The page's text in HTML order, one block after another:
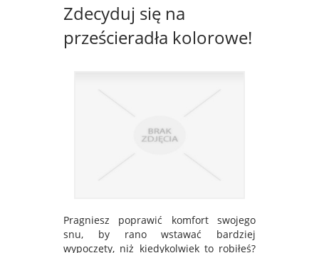
Zdecyduj się na
prześcieradła kolorowe!
Pragniesz poprawić komfort swojego
snu, by rano wstawać bardziej
wypoczęty, niż kiedykolwiek to robiłeś?